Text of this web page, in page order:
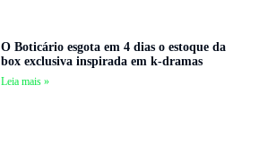
O Boticário esgota em 4 dias o estoque da
box exclusiva inspirada em k-dramas
Leia mais »